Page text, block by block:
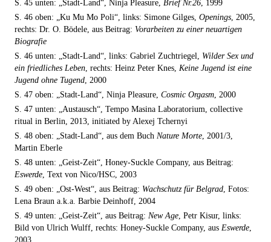
S. 45 unten: „Stadt-Land“, Ninja Pleasure, Brief Nr.26, 1999
S. 46 oben: „Ku Mu Mo Poli“, links: Simone Gilges, Openings, 2005,
rechts: Dr. O. Bödele, aus Beitrag: Vorarbeiten zu einer neuartigen
Biografie
S. 46 unten: „Stadt-Land“, links: Gabriel Zuchtriegel, Wilder Sex und
ein friedliches Leben, rechts: Heinz Peter Knes, Keine Jugend ist eine
Jugend ohne Tugend, 2000
S. 47 oben: „Stadt-Land“, Ninja Pleasure, Cosmic Orgasm, 2000
S. 47 unten: „Austausch“, Tempo Masina Laboratorium, collective
ritual in Berlin, 2013, initiated by Alexej Tchernyi
S. 48 oben: „Stadt-Land“, aus dem Buch Nature Morte, 2001/3,
Martin Eberle
S. 48 unten: „Geist-Zeit“, Honey-Suckle Company, aus Beitrag:
Eswerde, Text von Nico/HSC, 2003
S. 49 oben: „Ost-West“, aus Beitrag: Wachschutz für Belgrad, Fotos:
Lena Braun a.k.a. Barbie Deinhoff, 2004
S. 49 unten: „Geist-Zeit“, aus Beitrag: New Age, Petr Kisur, links:
Bild von Ulrich Wulff, rechts: Honey-Suckle Company, aus Eswerde,
2003